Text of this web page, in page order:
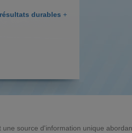
durables +
source d'information unique